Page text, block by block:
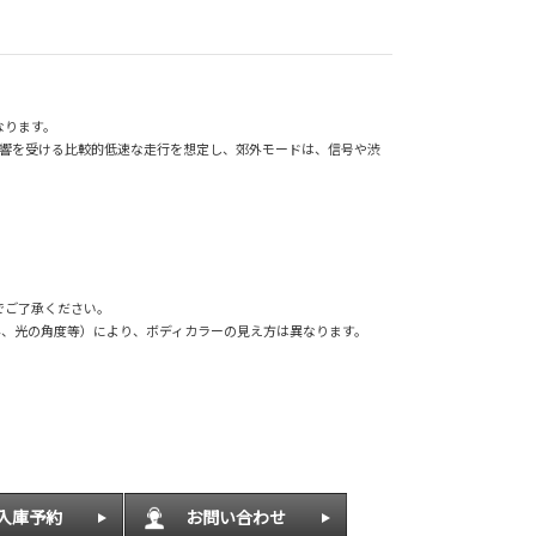
ます。
を受ける比較的低速な走行を想定し、郊外モードは、信号や渋
了承ください。
の角度等）により、ボディカラーの見え方は異なります。
庫予約 お問い合わせ